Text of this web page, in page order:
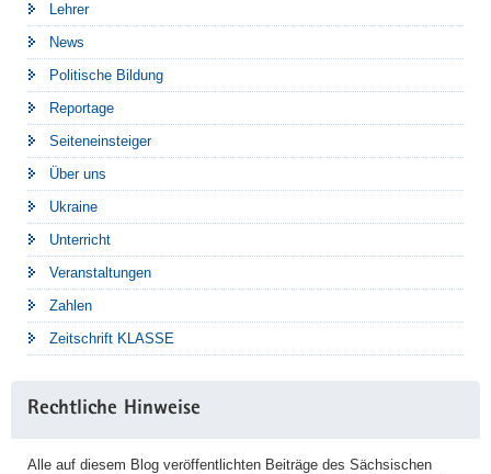
Lehrer
News
Politische Bildung
Reportage
Seiteneinsteiger
Über uns
Ukraine
Unterricht
Veranstaltungen
Zahlen
Zeitschrift KLASSE
Rechtliche Hinweise
Alle auf diesem Blog veröffentlichten Beiträge des Sächsischen